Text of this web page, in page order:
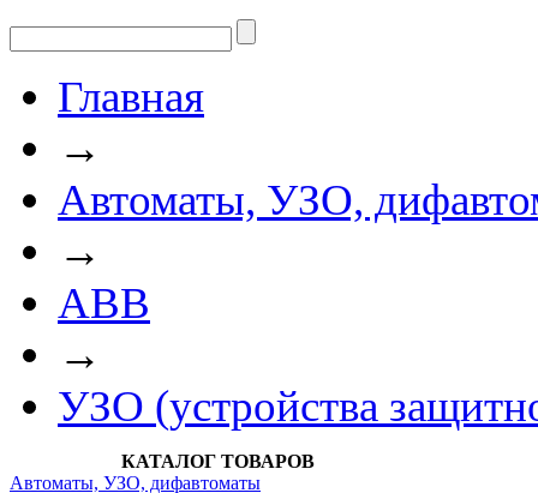
Главная
→
Автоматы, УЗО,
→
АВВ
→
УЗО (устройства
КАТАЛОГ ТОВАРОВ
Автоматы, УЗО, дифавтоматы